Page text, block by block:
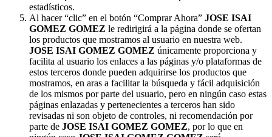
estadísticos.
Al hacer “clic” en el botón “Comprar Ahora” JOSE ISAI
GOMEZ GOMEZ le redirigirá a la página donde se ofertan
los productos que mostramos al usuario en nuestra web.
JOSE ISAI GOMEZ GOMEZ únicamente proporciona y
facilita al usuario los enlaces a las páginas y/o plataformas de
estos terceros donde pueden adquirirse los productos que
mostramos, en aras a facilitar la búsqueda y fácil adquisición
de los mismos por parte del usuario, pero en ningún caso estas
páginas enlazadas y pertenecientes a terceros han sido
revisadas ni son objeto de controles, ni recomendación por
parte de JOSE ISAI GOMEZ GOMEZ, por lo que en